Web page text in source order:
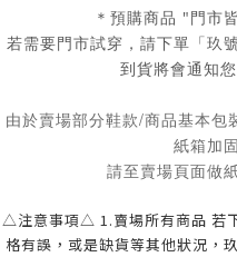
＊預購商品 "門市
若需要門市試穿，請下單「玖
到貨將會通知您
由於賣場部分鞋款/商品基本包
紙箱加
請至賣場頁面做
△注意事項△ 1.賣場所有商品 若
格有誤，或是缺貨等其他狀況，